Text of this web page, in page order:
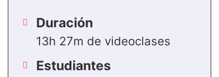
Duración
13h 27m de videoclases
Estudiantes